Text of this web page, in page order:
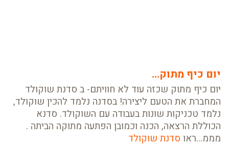
יום כיף מתוק...
יום כיף מתוק שכזה עוד לא חוויתם- ב סדנת שוקולד
המחברת את הטעם ליצירה! בסדנה נלמד להכין שוקולד,
נלמד טכניקות שונות בעבודה עם השוקולד. סדנא
הכוללת הרצאה, הכנה וכמובן הפתעה מתוקה הביתה .
מממ...ראו סדנת שוקולד